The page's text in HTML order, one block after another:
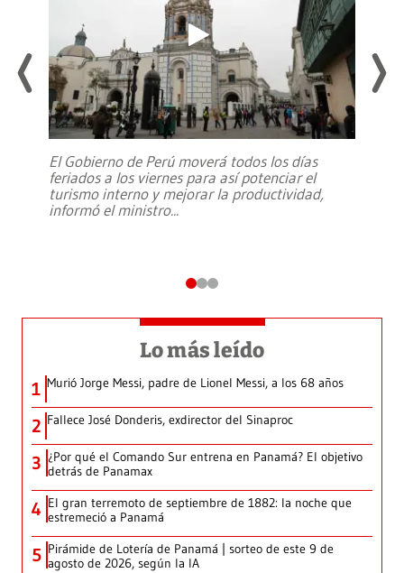
El Gobierno de Perú moverá todos los días
feriados a los viernes para así potenciar el
turismo interno y mejorar la productividad,
informó el ministro...
Lo más leído
1 Murió Jorge Messi, padre de Lionel Messi, a los 68 años
2 Fallece José Donderis, exdirector del Sinaproc
3 ¿Por qué el Comando Sur entrena en Panamá? El objetivo
detrás de Panamax
4 El gran terremoto de septiembre de 1882: la noche que
estremeció a Panamá
5 Pirámide de Lotería de Panamá | sorteo de este 9 de
agosto de 2026, según la IA